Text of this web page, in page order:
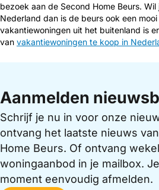
bezoek aan de Second Home Beurs. Wil
Nederland dan is de beurs ook een
vakantiewoningen uit het buitenland is
van vakantiewoningen te koop in
Aanmelden
Schrijf je nu in voor onze
ontvang het laatste nieuws
Home Beurs. Of ontvang
woningaanbod in je mailbox.
moment eenvoudig afmelden.